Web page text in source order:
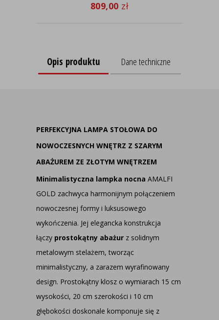
809,00 zł
Opis produktu Dane techniczne
PERFEKCYJNA LAMPA STOŁOWA DO
NOWOCZESNYCH WNĘTRZ Z SZARYM
ABAŻUREM ZE ZŁOTYM WNĘTRZEM
Minimalistyczna lampka nocna AMALFI
GOLD zachwyca harmonijnym połączeniem
nowoczesnej formy i luksusowego
wykończenia. Jej elegancka konstrukcja
łączy prostokątny abażur z solidnym
metalowym stelażem, tworząc
minimalistyczny, a zarazem wyrafinowany
design. Prostokątny klosz o wymiarach 15 cm
wysokości, 20 cm szerokości i 10 cm
głębokości doskonale komponuje się z